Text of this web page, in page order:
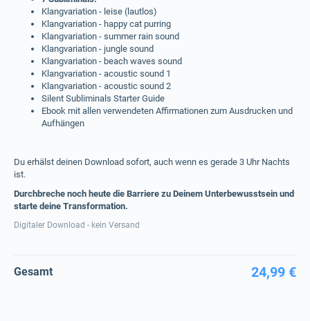
Klangvariation - leise (lautlos)
Klangvariation - happy cat purring
Klangvariation - summer rain sound
Klangvariation - jungle sound
Klangvariation - beach waves sound
Klangvariation - acoustic sound 1
Klangvariation - acoustic sound 2
Silent Subliminals Starter Guide
Ebook mit allen verwendeten Affirmationen zum Ausdrucken und
Aufhängen
Du erhälst deinen Download sofort, auch wenn es gerade 3 Uhr Nachts
ist.
Durchbreche noch heute die Barriere zu Deinem Unterbewusstsein und
starte deine Transformation.
Digitaler Download - kein Versand
Gesamt 24,99 €